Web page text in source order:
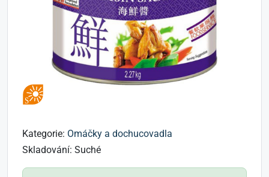
Kategorie: Omáčky a dochucovadla
Skladování: Suché